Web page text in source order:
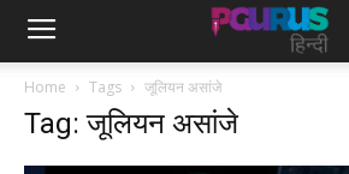
Home Tags जूलियन असांजे
Tag: जूलियन असांजे